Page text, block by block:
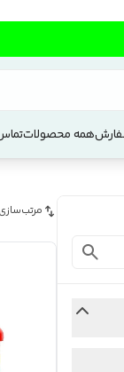
همه محصولات